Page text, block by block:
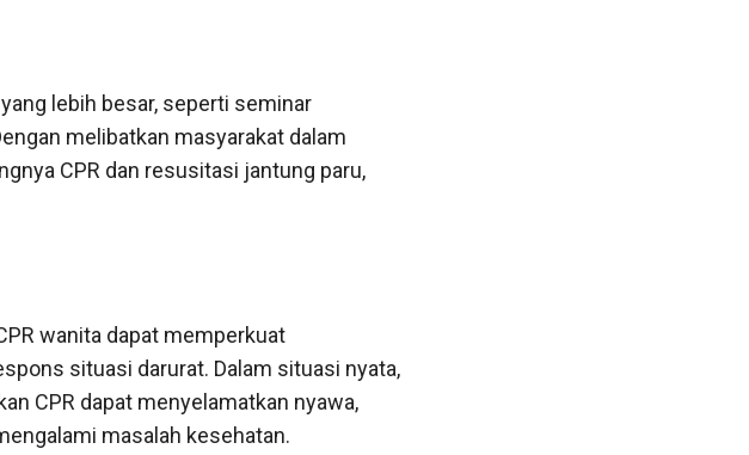
lebih besar, seperti seminar
melibatkan masyarakat dalam
CPR dan resusitasi jantung paru,
wanita dapat memperkuat
situasi darurat. Dalam situasi nyata,
CPR dapat menyelamatkan nyawa,
masalah kesehatan.